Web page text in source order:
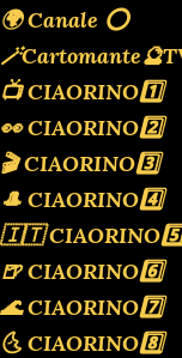
🌍 Canale ⭕️
📺 CIAORINO1️⃣
👀 CIAORINO2️⃣
🎬 CIAORINO3️⃣
🎩 CIAORINO4️⃣
🇮🇹
🍺 CIAORINO6️⃣
🌊 CIAORINO7️⃣
🌜 CIAORINO8️⃣